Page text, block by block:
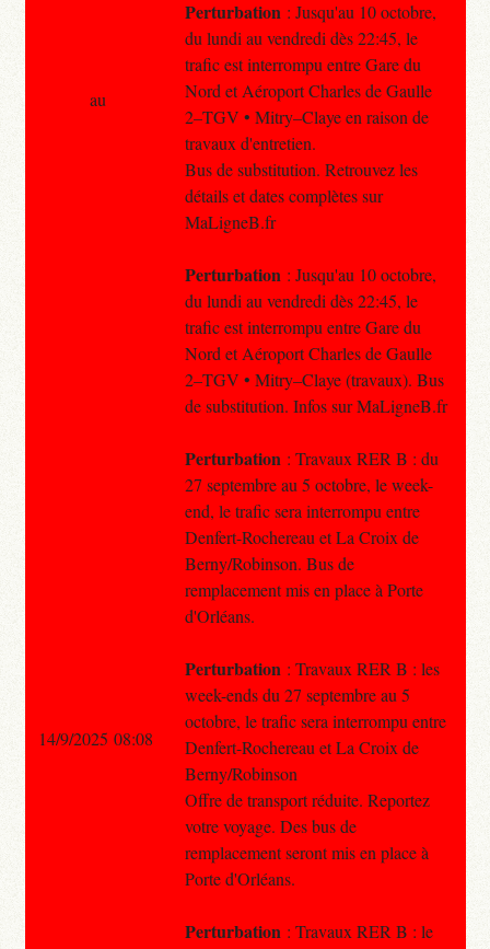
Perturbation : Jusqu'au 10 octobre,
du lundi au vendredi dès 22:45, le
trafic est interrompu entre Gare du
Nord et Aéroport Charles de Gaulle
2–TGV • Mitry–Claye en raison de
travaux d'entretien.
Bus de substitution. Retrouvez les
détails et dates complètes sur
MaLigneB.fr
Perturbation : Jusqu'au 10 octobre,
du lundi au vendredi dès 22:45, le
trafic est interrompu entre Gare du
Nord et Aéroport Charles de Gaulle
2–TGV • Mitry–Claye (travaux). Bus
de substitution. Infos sur MaLigneB.fr
Perturbation : Travaux RER B : du
27 septembre au 5 octobre, le week-
end, le trafic sera interrompu entre
Denfert-Rochereau et La Croix de
Berny/Robinson. Bus de
remplacement mis en place à Porte
d'Orléans.
Perturbation : Travaux RER B : les
week-ends du 27 septembre au 5
octobre, le trafic sera interrompu entre
Denfert-Rochereau et La Croix de
Berny/Robinson
Offre de transport réduite. Reportez
votre voyage. Des bus de
remplacement seront mis en place à
Porte d'Orléans.
Perturbation : Travaux RER B : le
au
14/9/2025 08:08